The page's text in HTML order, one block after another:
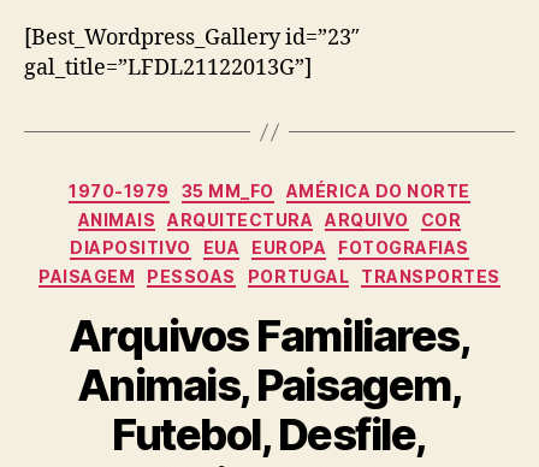
[Best_Wordpress_Gallery id=”23″
gal_title=”LFDL21122013G”]
Categorias
1970-1979 35 MM_FO
AMÉRICA DO NORTE
ANIMAIS
ARQUITECTURA ARQUIVO
COR
DIAPOSITIVO
EUA EUROPA
FOTOGRAFIAS
PAISAGEM
PESSOAS PORTUGAL TRANSPORTES
Arquivos Familiares,
Animais, Paisagem,
Futebol, Desfile,